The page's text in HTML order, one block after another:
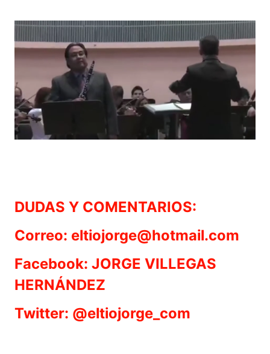
DUDAS Y COMENTARIOS:
Correo: eltiojorge@hotmail.com
Facebook: JORGE VILLEGAS
HERNÁNDEZ
Twitter: @eltiojorge_com